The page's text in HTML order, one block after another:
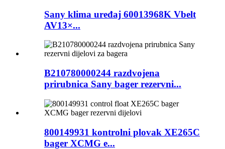
Sany klima uređaj 60013968K Vbelt
AV13×...
B210780000244 razdvojena
prirubnica Sany bager rezervni...
800149931 kontrolni plovak XE265C
bager XCMG e...